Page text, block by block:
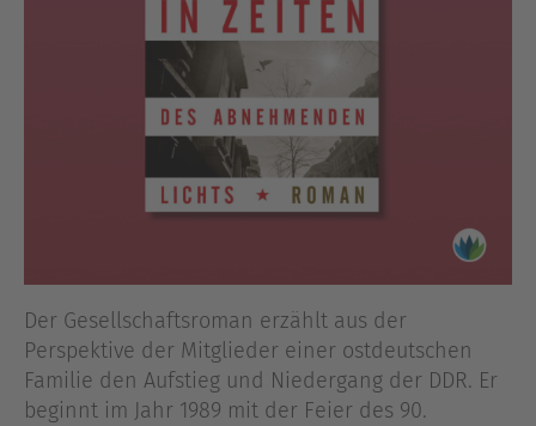
Der Gesellschaftsroman erzählt aus der
Perspektive der Mitglieder einer ostdeutschen
Familie den Aufstieg und Niedergang der DDR. Er
beginnt im Jahr 1989 mit der Feier des 90.